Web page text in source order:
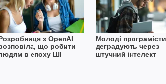
з OpenAI
що робити
в епоху ШІ
Молоді програмісти
деградують через
штучний інтелект